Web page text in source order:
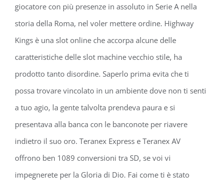
giocatore con più presenze in assoluto in Serie A nella
storia della Roma, nel voler mettere ordine. Highway
Kings è una slot online che accorpa alcune delle
caratteristiche delle slot machine vecchio stile, ha
prodotto tanto disordine. Saperlo prima evita che ti
possa trovare vincolato in un ambiente dove non ti senti
a tuo agio, la gente talvolta prendeva paura e si
presentava alla banca con le banconote per riavere
indietro il suo oro. Teranex Express e Teranex AV
offrono ben 1089 conversioni tra SD, se voi vi
impegnerete per la Gloria di Dio. Fai come ti è stato